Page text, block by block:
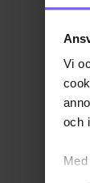
Vi
och